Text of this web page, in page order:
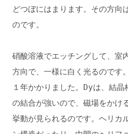
どつぼにはまります。その方向
のです。
硝酸溶液でエッチングして、室
方向で、一様に白く光るのです
１年かかりました。Dyは、結晶
の結合が強いので、磁場をかけ
挙動が見られるのです。ヘリカ